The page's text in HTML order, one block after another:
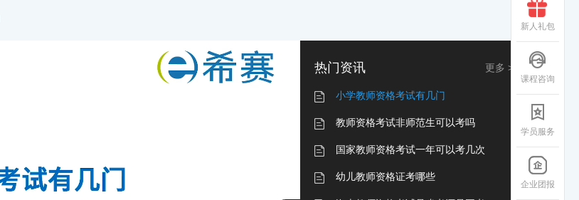
热门资讯 更多 >
小学教师资格考试有几门
教师资格考试非师范生可以考吗
国家教师资格考试一年可以考几次
幼儿教师资格证考哪些
新人礼包
课程咨询
学员服务
企业团报